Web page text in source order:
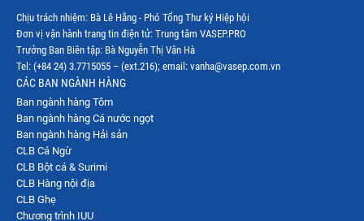
Thị trường Nga
Thị trường Hàn Quốc
Thị trường Nhật Bản
Thị trường Thái Lan
Thị trường Trung Quốc
Thị trường Philippines
Thị trường Tây Ban Nha
Chịu trách nhiệm: Bà Lê Hằng - Phó Tổng Thư ký Hiệp hội
Đơn vị vận hành trang tin điện tử: Trung tâm VASEP.PRO
Trưởng Ban Biên tập: Bà Nguyễn Thị Vân Hà
Tel: (+84 24) 3.7715055 – (ext.216); email: vanha@vasep.com.vn
CÁC BAN NGÀNH HÀNG
Ban ngành hàng Tôm
Ban ngành hàng Cá nước ngọt
Ban ngành hàng Hải sản
CLB Cá Ngừ
CLB Bột cá & Surimi
CLB Hàng nội địa
CLB Ghẹ
Chương trình IUU